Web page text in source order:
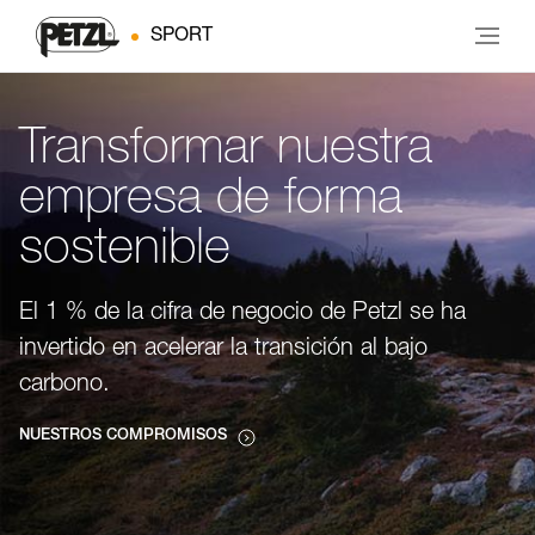
SPORT
Transformar nuestra
empresa de forma
sostenible
El 1 % de la cifra de negocio de Petzl se ha
invertido en acelerar la transición al bajo
carbono.
NUESTROS COMPROMISOS